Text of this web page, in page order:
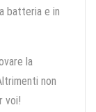
batteria e in
la
non
voi!